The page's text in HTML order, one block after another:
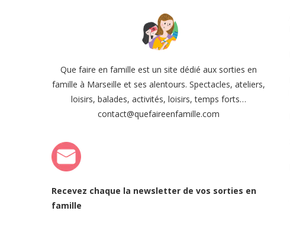
Que faire en famille est un site dédié aux sorties en
famille à Marseille et ses alentours. Spectacles, ateliers,
loisirs, balades, activités, loisirs, temps forts…
contact@quefaireenfamille.com
Recevez chaque la newsletter de vos sorties en
famille